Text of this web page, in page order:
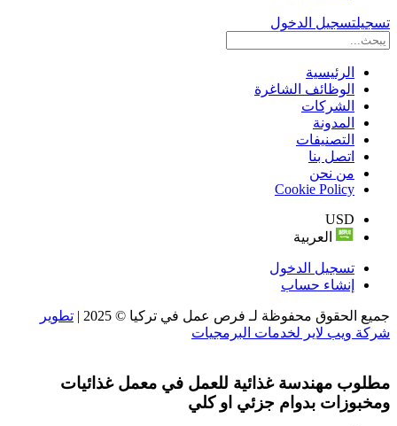
تسجيلتسجيل الدخول
الرئيسية
الوظائف الشاغرة
الشركات
المدونة
التصنيفات
اتصل بنا
من نحن
Cookie Policy
USD
العربية
تسجيل الدخول
إنشاء حساب
جميع الحقوق محفوظة لـ فرص عمل في تركيا © 2025 |
تطوير
شركة ويب لاير لخدمات البرمجيات
مطلوب مهندسة غذائية للعمل في معمل غذائيات
ومخبوزات بدوام جزئي او كلي